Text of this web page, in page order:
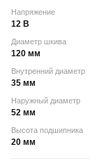
Напряжение
12 В
Диаметр шкива
120 мм
Внутренний диаметр
35 мм
Наружный диаметр
52 мм
Высота подшипника
20 мм